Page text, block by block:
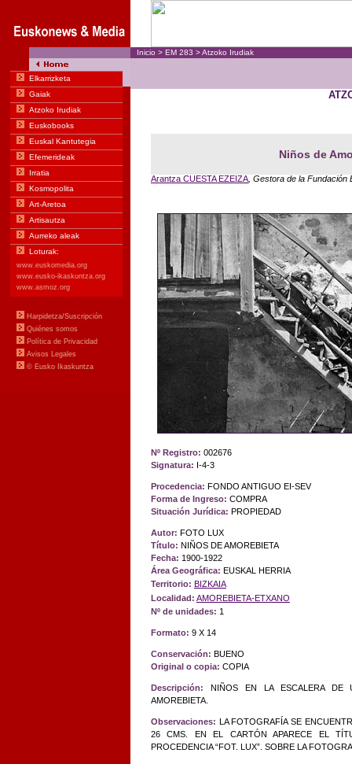
Niños de
Arantza CUESTA EZEIZA , Gestora de la Fundación
Nº Registro: 002676
Signatura: I-4-3
Procedencia: FONDO ANTIGUO EI-SEV
Forma de Ingreso: COMPRA
Situación Jurídica: PROPIEDAD
Autor: FOTO LUX
Título: NIÑOS DE AMOREBIETA
Fecha: 1900-1922
Área Geográfica: EUSKAL HERRIA
Territorio: BIZKAIA
Localidad: AMOREBIETA-ETXANO
Nº de unidades: 1
Formato: 9 X 14
Conservación: BUENO
Original o copia: COPIA
Descripción: NIÑOS EN LA ESCALERA DE
AMOREBIETA.
Observaciones: LA FOTOGRAFÍA SE
26 CMS. EN EL CARTÓN APARECE EL
PROCEDENCIA “FOT. LUX”. SOBRE LA
Inicio > EM 283 >Atzoko Irudiak